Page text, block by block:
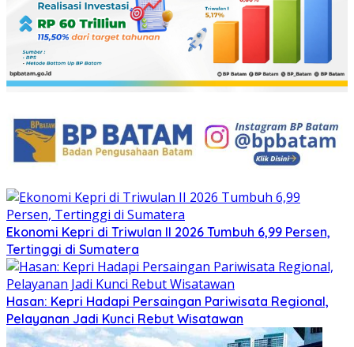
Ekonomi Kepri di Triwulan II 2026 Tumbuh 6,99 Persen,
Tertinggi di Sumatera
Hasan: Kepri Hadapi Persaingan Pariwisata Regional,
Pelayanan Jadi Kunci Rebut Wisatawan